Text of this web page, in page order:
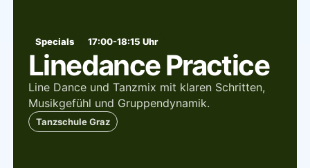
Specials 17:00-18:15 Uhr
Linedance Practice
Line Dance und Tanzmix mit klaren Schritten,
Musikgefühl und Gruppendynamik.
Tanzschule Graz